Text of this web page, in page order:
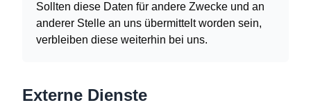
Sollten diese Daten für andere Zwecke und an
anderer Stelle an uns übermittelt worden sein,
verbleiben diese weiterhin bei uns.
Externe Dienste